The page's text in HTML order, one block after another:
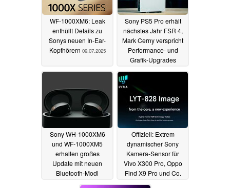
WF-1000XM6: Leak
enthüllt Details zu
Sonys neuen In-Ear-
Kopfhörern 09.07.2025
Sony PS5 Pro erhält
nächstes Jahr FSR 4,
Mark Cerny verspricht
Performance- und
Grafik-Upgrades
02.07.2025
Sony WH-1000XM6
und WF-1000XM5
erhalten großes
Update mit neuen
Bluetooth-Modi
01.07.2025
Offiziell: Extrem
dynamischer Sony
Kamera-Sensor für
Vivo X300 Pro, Oppo
Find X9 Pro und Co.
gelauncht